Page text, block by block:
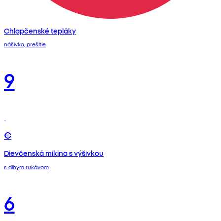
Chlapčenské tepláky
nášivka, prešitie
9
€
Dievčenská mikina s výšivkou
s dlhým rukávom
6